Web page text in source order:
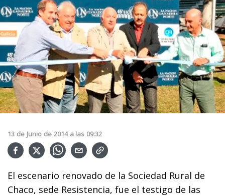
13 de Junio de 2014 a las 09:32
El escenario renovado de la Sociedad Rural de
Chaco, sede Resistencia, fue el testigo de las